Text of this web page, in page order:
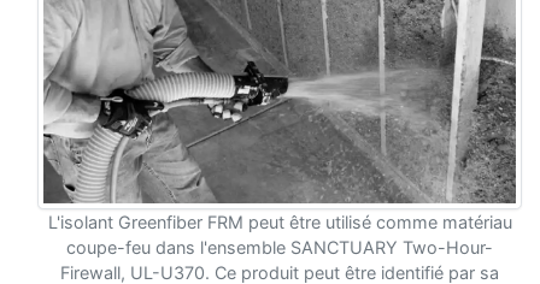
L'isolant Greenfiber FRM peut être utilisé comme matériau
coupe-feu dans l'ensemble SANCTUARY Two-Hour-
Firewall, UL-U370. Ce produit peut être identifié par sa